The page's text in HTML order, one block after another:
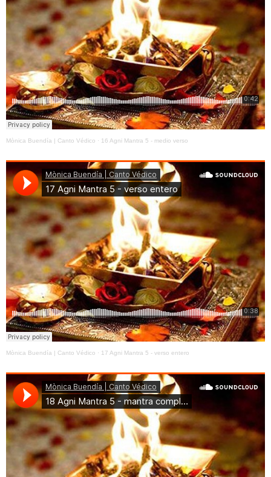
Mònica Buendía | Canto Védico · 16 Agni Mantra 5 - medio verso
Mònica Buendía | Canto Védico · 17 Agni Mantra 5 - verso entero